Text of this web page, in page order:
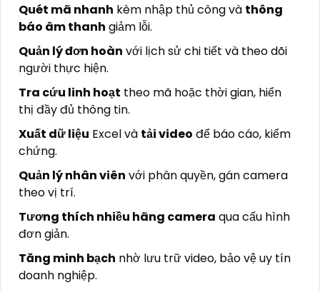
Quét mã nhanh kèm nhập thủ công và thông
báo âm thanh giảm lỗi.
Quản lý đơn hoàn với lịch sử chi tiết và theo dõi
người thực hiện.
Tra cứu linh hoạt theo mã hoặc thời gian, hiển
thị đầy đủ thông tin.
Xuất dữ liệu Excel và tải video để báo cáo, kiểm
chứng.
Quản lý nhân viên với phân quyền, gán camera
theo vị trí.
Tương thích nhiều hãng camera qua cấu hình
đơn giản.
Tăng minh bạch nhờ lưu trữ video, bảo vệ uy tín
doanh nghiệp.